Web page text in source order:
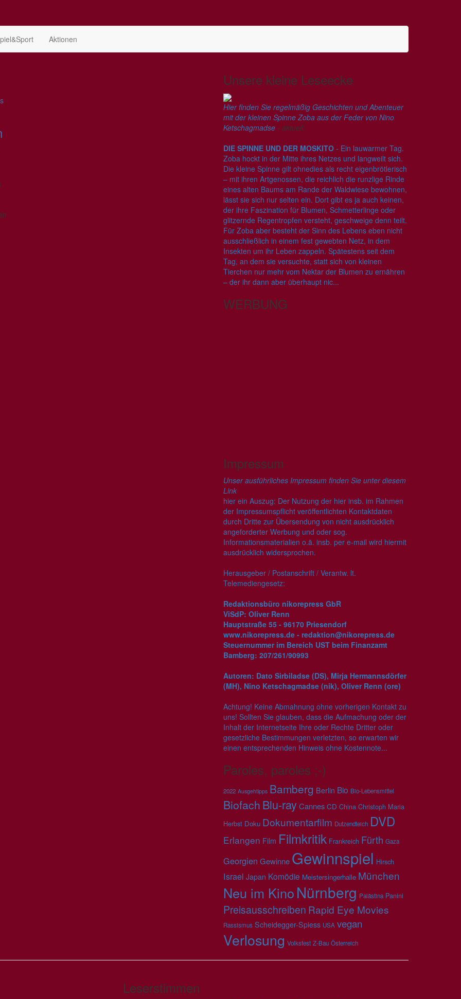
Aktionen
Unsere kleine Leseecke
Hier finden Sie regelmäßig Geschichten und Abenteuer
mit der kleinen Spinne Zoba aus der Feder von Nino
Ketschagmadse - aktuell:
DIE SPINNE UND DER MOSKITO - Ein lauwarmer Tag.
Zoba hockt in der Mitte ihres Netzes und langweilt sich.
Die kleine Spinne gilt ohnedies als recht eigenbrötlerisch
– mit ihren Artgenossen, die reichlich die runzlige Rinde
eines alten Baums am Rande der Waldwiese bewohnen,
lässt sie sich nur selten ein. Dort gibt es ja auch keinen,
der ihre Faszination für Blumen, Schmetterlinge oder
glitzernde Regentropfen versteht, geschweige denn teilt.
Für Zoba aber besteht der Sinn des Lebens eben nicht
ausschließlich in einem fest gewebten Netz, in dem
Insekten um ihr Leben zappeln. Spätestens seit dem
Tag, an dem sie versuchte, statt sich von kleinen
Tierchen nur mehr vom Nektar der Blumen zu ernähren
– der ihr dann aber überhaupt nic...
WERBUNG
Impressum
Unser ausführliches Impressum finden Sie unter diesem
Link
hier ein Auszug: Der Nutzung der hier insb. im Rahmen
der Impressumspflicht veröffentlichten Kontaktdaten
durch Dritte zur Übersendung von nicht ausdrücklich
angeforderter Werbung und oder sog.
Informationsmaterialien o.ä. insb. per e-mail wird hiermit
ausdrücklich widersprochen.
Herausgeber / Postanschrift / Verantw. lt.
Telemediengesetz:
Redaktionsbüro nikorepress GbR
ViSdP: Oliver Renn
Hauptstraße 55 - 96170 Priesendorf
www.nikorepress.de - redaktion@nikorepress.de
Steuernummer im Bereich UST beim Finanzamt
Bamberg: 207/261/90993
Autoren: Dato Sirbiladse (DS), Mirja Hermannsdörfer
(MH), Nino Ketschagmadse (nik), Oliver Renn (ore)
Achtung! Keine Abmahnung ohne vorherigen Kontakt zu
uns! Sollten Sie glauben, dass die Aufmachung oder der
Inhalt der Internetseite Ihre oder Rechte Dritter oder
gesetzliche Bestimmungen verletzten, so erwarten wir
einen entsprechenden Hinweis ohne Kostennote...
Paroles, paroles ;-)
2022 Ausgehtipps Bamberg Berlin Bio Bio-Lebensmittel
Biofach Blu-rayCannes CD China Christoph Maria
Herbst Doku Dokumentarfilm Dutzendteich DVD
Erlangen Film Filmkritik Frankreich Fürth Gaza
Georgien Gewinne Gewinnspiel Hirsch
Israel Japan Komödie Meistersingerhalle München
Neu im KinoNürnberg Palästina Panini
Preisausschreiben Rapid Eye Movies
Rassismus Scheidegger-Spiess USA vegan
Verlosung Volksfest Z-Bau Österreich
Leserstimmen